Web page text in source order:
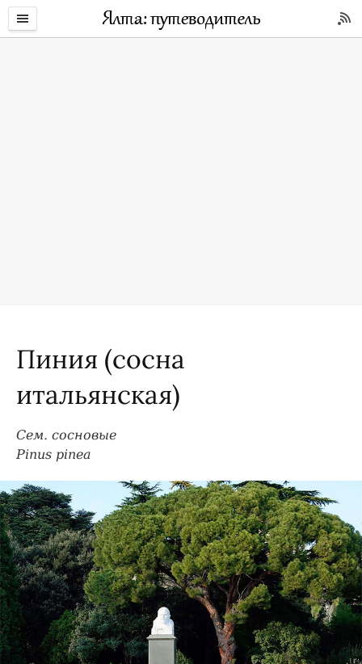
Пиния (сосна
итальянская)
Сем. сосновые
Pinus pinea